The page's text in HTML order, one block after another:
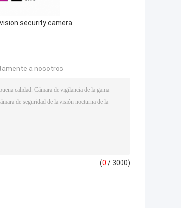
security camera
a nosotros
(0 / 3000)